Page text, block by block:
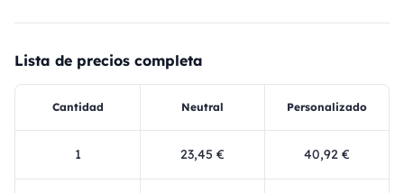
Lista de precios completa
Cantidad Neutral Personalizado
1 23,45 € 40,92 €